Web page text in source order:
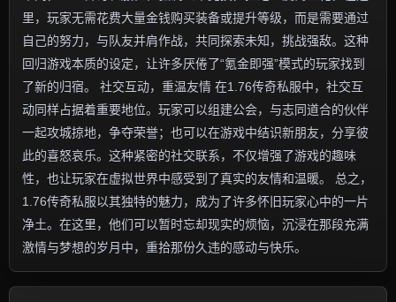
里，玩家无需花费大量金钱购买装备或提升等级，而是需要通过
自己的努力，与队友并肩作战，共同探索未知，挑战强敌。这种
回归游戏本质的设定，让许多厌倦了“氪金即强”模式的玩家找到
了新的归宿。 社交互动，重温友情 在1.76传奇私服中，社交互
动同样占据着重要地位。玩家可以组建公会，与志同道合的伙伴
一起攻城掠地，争夺荣誉；也可以在游戏中结识新朋友，分享彼
此的喜怒哀乐。这种紧密的社交联系，不仅增强了游戏的趣味
性，也让玩家在虚拟世界中感受到了真实的友情和温暖。 总之，
1.76传奇私服以其独特的魅力，成为了许多怀旧玩家心中的一片
净土。在这里，他们可以暂时忘却现实的烦恼，沉浸在那段充满
激情与梦想的岁月中，重拾那份久违的感动与快乐。